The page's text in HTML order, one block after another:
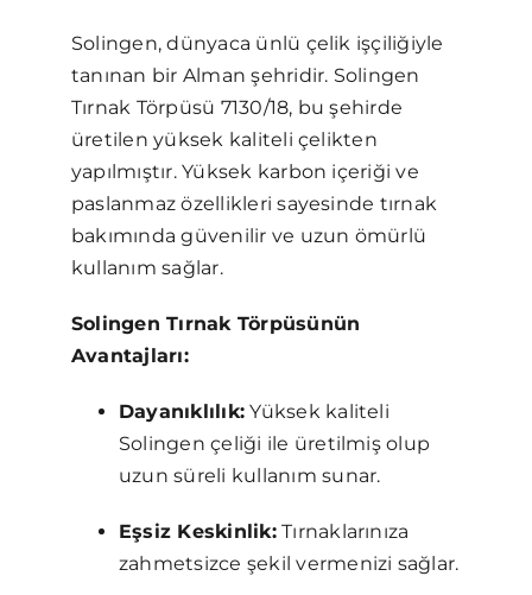
Solingen, dünyaca ünlü çelik işçiliğiyle
tanınan bir Alman şehridir. Solingen
Tırnak Törpüsü 7130/18, bu şehirde
üretilen yüksek kaliteli çelikten
yapılmıştır. Yüksek karbon içeriği ve
paslanmaz özellikleri sayesinde tırnak
bakımında güvenilir ve uzun ömürlü
kullanım sağlar.
Solingen Tırnak Törpüsünün
Avantajları:
Dayanıklılık: Yüksek kaliteli
Solingen çeliği ile üretilmiş olup
uzun süreli kullanım sunar.
Eşsiz Keskinlik:Tırnaklarınıza
zahmetsizce şekil vermenizi sağlar.